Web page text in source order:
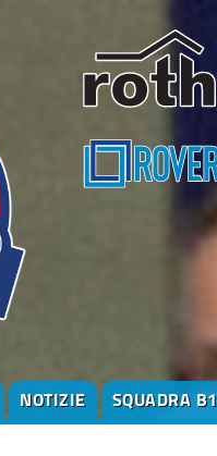
NOTIZIE SQUADRA B1